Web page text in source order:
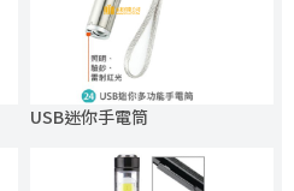
USB迷你手電筒